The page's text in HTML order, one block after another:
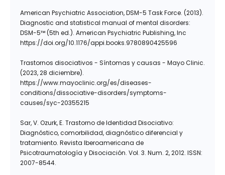
American Psychiatric Association, DSM-5 Task Force. (2013).
Diagnostic and statistical manual of mental disorders:
DSM-5™ (5th ed.). American Psychiatric Publishing, Inc
https://doi.org/10.1176/appi.books.9780890425596
Trastornos disociativos - Síntomas y causas - Mayo Clinic.
(2023, 28 diciembre).
https://www.mayoclinic.org/es/diseases-
conditions/dissociative-disorders/symptoms-
causes/syc-20355215
Sar, V. Ozurk, E. Trastorno de Identidad Disociativo:
Diagnóstico, comorbilidad, diagnóstico diferencial y
tratamiento. Revista Iberoamericana de
Psicotraumatología y Disociación. Vol. 3. Num. 2, 2012. ISSN:
2007-8544.